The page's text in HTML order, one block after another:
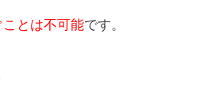
とは不可能です。